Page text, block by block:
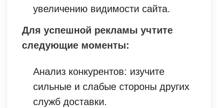
увеличению видимости сайта.
Для успешной рекламы учтите
следующие моменты:
Анализ конкурентов: изучите
сильные и слабые стороны других
служб доставки.